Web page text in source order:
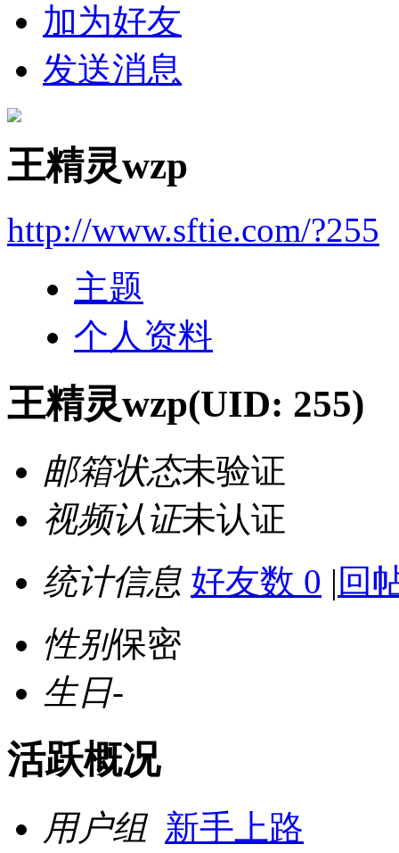
加为好友
发送消息
王精灵wzp
http://www.sftie.com/?255
主题
个人资料
王精灵wzp(UID: 255)
邮箱状态未验证
视频认证未认证
统计信息 好友数 0 | 回
性别保密
生日-
活跃概况
用户组 新手上路